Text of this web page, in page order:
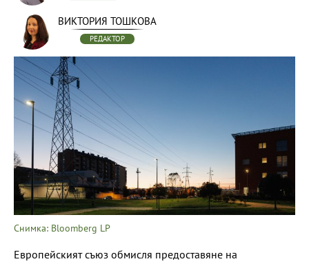
ВИКТОРИЯ ТОШКОВА
РЕДАКТОР
Снимка: Bloomberg LP
Европейският съюз обмисля предоставяне на